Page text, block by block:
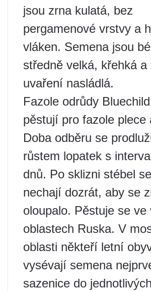
jsou zrna kulatá, bez
pergamenové vrstvy a
vláken. Semena jsou
středně velká, křehká a
uvaření nasládlá.
Fazole odrůdy
pěstují pro fazole plece
Doba odběru se
růstem lopatek s
dnů. Po sklizni stébel
nechají dozrát, aby se
oloupalo. Pěstuje se ve
oblastech Ruska. V
oblasti někteří letní
vysévají semena
sazenice do